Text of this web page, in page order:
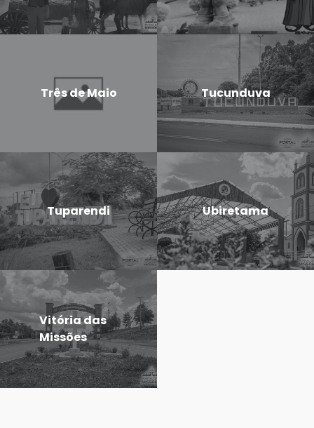
Três de Maio Tucunduva
Tuparendi Ubiretama
Vitória das
Missões